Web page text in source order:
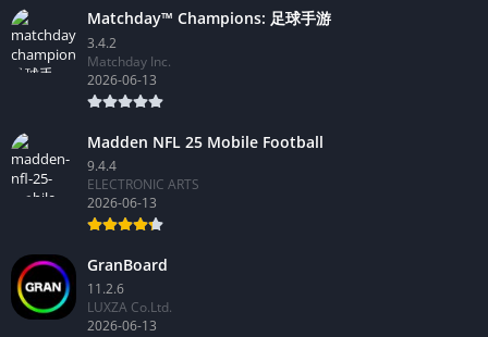
Matchday™ Champions: 足球手游
3.4.2
Matchday Inc.
2026-06-13
Madden NFL 25 Mobile Football
9.4.4
ELECTRONIC ARTS
2026-06-13
GranBoard
11.2.6
LUXZA Co.Ltd.
2026-06-13